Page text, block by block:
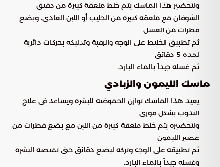
ولتحضير هذا الماسك يتم خلط ملعقة كبيرة من دقيق
الشوفان مع ملعقة كبيرة من الحليب أو اللبن العادي، وبضع
قطرات من العسل
ثم تطبيق الخليط على الوجه والرقبة وتدليكه بحركات دائرية
لمدة 5 دقائق
ثم غسله جيداً بالماء البارد.
ماسك الليمون والزبادي
يعيد هذا الماسك توازن الحموضة للبشرة ويساعد في علاج
الندوب بشكل فوري
ولتحضيره يتم خلط ملعقة كبيرة من اللبن مع بضع قطرات من
عصير الليمون
ثم تطبيقه على الوجه وتركه لبضع دقائق حتى تمتصه البشرة
وغسله جيداً بالماء البارد.